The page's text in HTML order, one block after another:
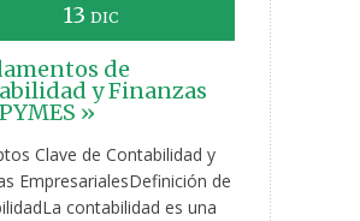
13 DIC
de
y Finanzas
»
Clave de Contabilidad y
EmpresarialesDefinición de
contabilidad es una